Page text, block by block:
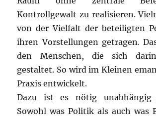
Kontrollgewalt zu realisieren.
von der Vielfalt der beteiligten
ihren Vorstellungen getragen.
den Menschen, die sich
gestaltet. So wird im Kleinen
Praxis entwickelt.
Dazu ist es nötig unabhängig
Sowohl was Politik als auch was